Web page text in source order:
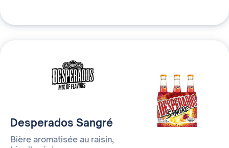
Desperados Sangré
Bière aromatisée au raisin,